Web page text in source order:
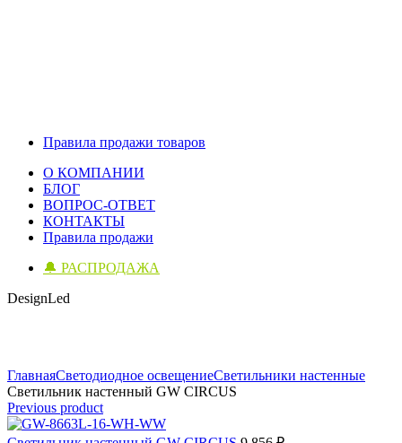
Правила продажи товаров
О КОМПАНИИ
БЛОГ
ВОПРОС-ОТВЕТ
КОНТАКТЫ
Правила продажи
🔔 РАСПРОДАЖА
DesignLed
ГлавнаяСветодиодное освещениеСветильники настенные
Светильник настенный GW CIRCUS
Previous product